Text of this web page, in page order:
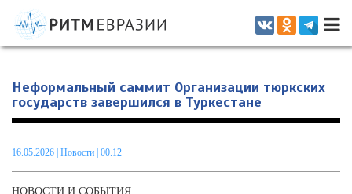
Информационно-аналитическое издание, посвященное актуальным
проблемам интеграции на постсоветском пространстве
Неформальный саммит Организации тюркских
государств завершился в Туркестане
16.05.2026 Новости | 00.12
НОВОСТИ И СОБЫТИЯ